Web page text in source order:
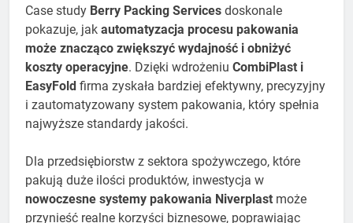
Case study Berry Packing Services doskonale
pokazuje, jak automatyzacja procesu pakowania
może znacząco zwiększyć wydajność i obniżyć
koszty operacyjne. Dzięki wdrożeniu CombiPlast i
EasyFold firma zyskała bardziej efektywny, precyzyjny
i zautomatyzowany system pakowania, który spełnia
najwyższe standardy jakości.
Dla przedsiębiorstw z sektora spożywczego, które
pakują duże ilości produktów, inwestycja w
nowoczesne systemy pakowania Niverplast może
przynieść realne korzyści biznesowe, poprawiając